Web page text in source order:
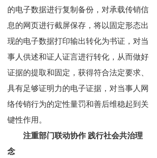
的电子数据进行复制备份，对承载传销信
息的网页进行截屏保存，将以固定形态出
现的电子数据打印输出转化为书证，对当
事人供述和证人证言进行转化，从而做好
证据的提取和固定，获得符合法定要求、
具有足够证明力的电子证据，对当事人网
络传销行为的定性量罚和善后维稳起到关
键性作用。
注重部门联动协作 践行社会共治理
念